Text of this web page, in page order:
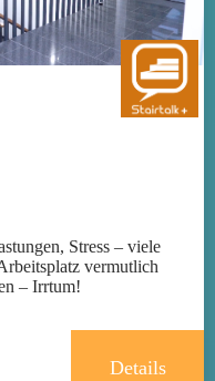
Stress – viele
vermutlich
– Irrtum!
Details